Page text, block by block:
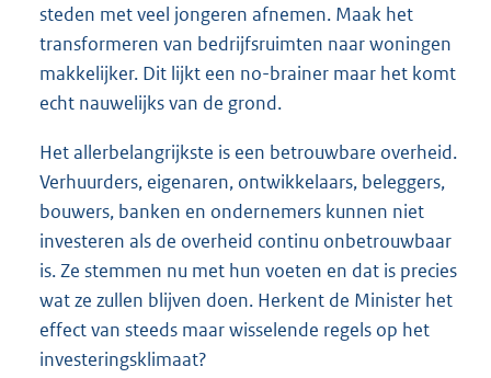
steden met veel jongeren afnemen. Maak het
transformeren van bedrijfsruimten naar woningen
makkelijker. Dit lijkt een no-brainer maar het komt
echt nauwelijks van de grond.
Het allerbelangrijkste is een betrouwbare overheid.
Verhuurders, eigenaren, ontwikkelaars, beleggers,
bouwers, banken en ondernemers kunnen niet
investeren als de overheid continu onbetrouwbaar
is. Ze stemmen nu met hun voeten en dat is precies
wat ze zullen blijven doen. Herkent de Minister het
effect van steeds maar wisselende regels op het
investeringsklimaat?